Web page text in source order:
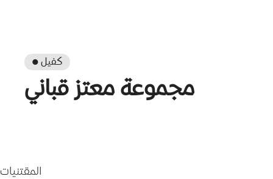
● كفيل
مجموعة معتز قباني
المقتنيات